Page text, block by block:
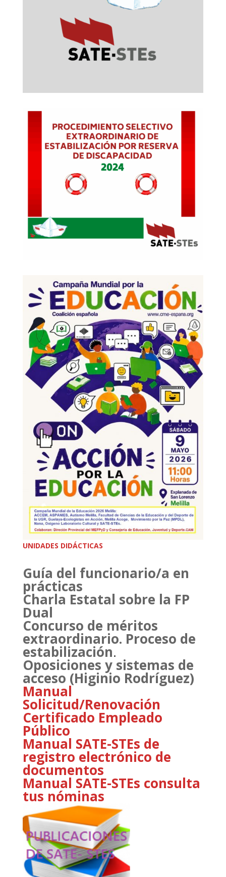
UNIDADES DIDÁCTICAS
Guía del funcionario/a en
prácticas
Charla Estatal sobre la FP
Dual
Concurso de méritos
extraordinario. Proceso de
estabilización.
Oposiciones y sistemas de
acceso (Higinio Rodríguez)
Manual
Solicitud/Renovación
Certificado Empleado
Público
Manual SATE-STEs de
registro electrónico de
documentos
Manual SATE-STEs consulta
tus nóminas